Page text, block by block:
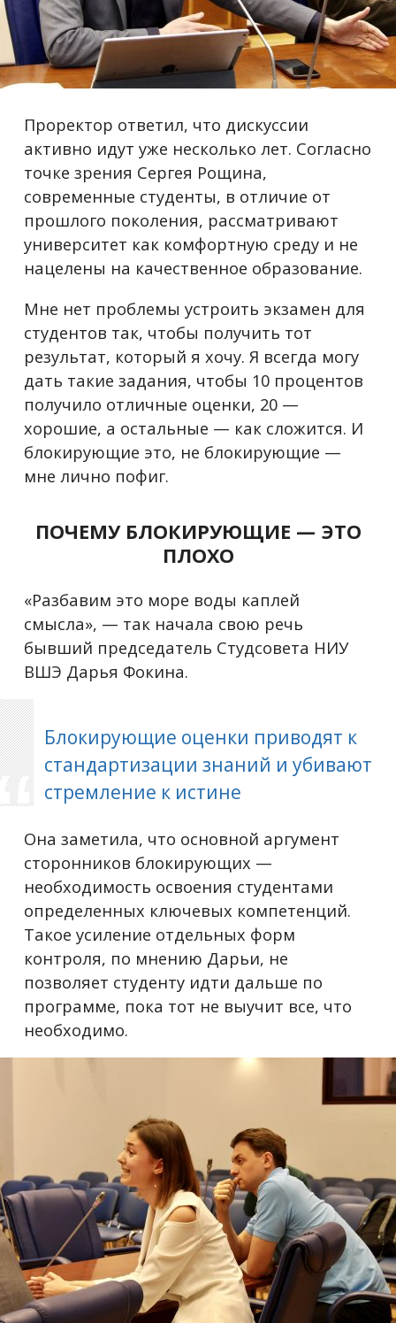
Проректор ответил, что дискуссии
активно идут уже несколько лет. Согласно
точке зрения Сергея Рощина,
современные студенты, в отличие от
прошлого поколения, рассматривают
университет как комфортную среду и не
нацелены на качественное образование.
Мне нет проблемы устроить экзамен для
студентов так, чтобы получить тот
результат, который я хочу. Я всегда могу
дать такие задания, чтобы 10 процентов
получило отличные оценки, 20 —
хорошие, а остальные — как сложится. И
блокирующие это, не блокирующие —
мне лично пофиг.
ПОЧЕМУ БЛОКИРУЮЩИЕ — ЭТО
ПЛОХО
«Разбавим это море воды каплей
смысла», — так начала свою речь
бывший председатель Студсовета НИУ
ВШЭ Дарья Фокина.
Блокирующие оценки приводят к
стандартизации знаний и убивают
стремление к истине
Она заметила, что основной аргумент
сторонников блокирующих —
необходимость освоения студентами
определенных ключевых компетенций.
Такое усиление отдельных форм
контроля, по мнению Дарьи, не
позволяет студенту идти дальше по
программе, пока тот не выучит все, что
необходимо.